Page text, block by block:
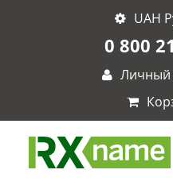
0 800
Личный